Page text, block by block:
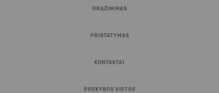
GRĄŽINIMAS
PRISTATYMAS
KONTAKTAI
PREKYBOS VIETOS